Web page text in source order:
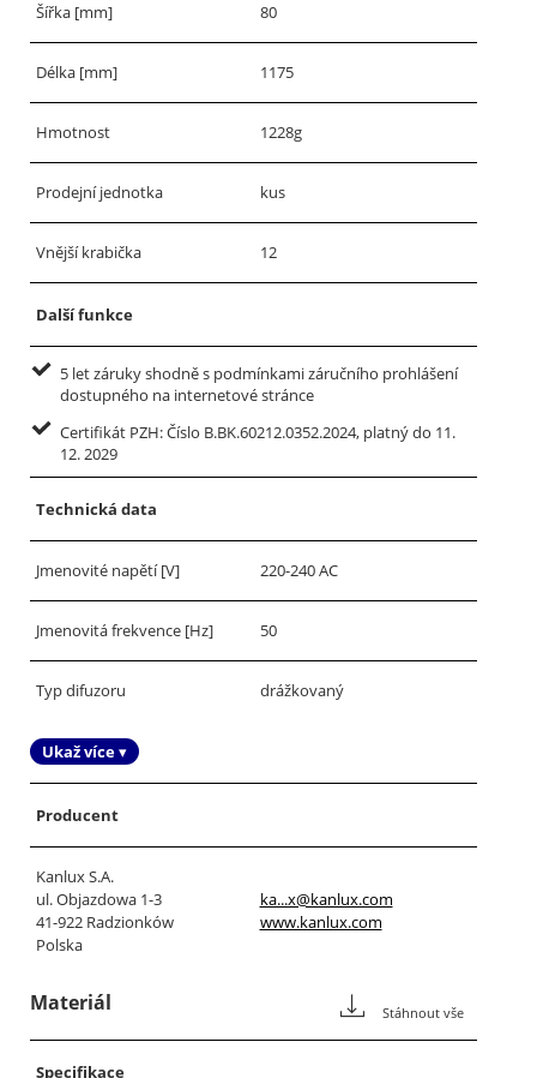
Šířka [mm] 80
Délka [mm] 1175
Hmotnost 1228g
Prodejní jednotka kus
Vnější krabička 12
Další funkce
5 let záruky shodně s podmínkami záručního prohlášení
dostupného na internetové stránce
Certifikát PZH: Číslo B.BK.60212.0352.2024, platný do 11.
12. 2029
Technická data
Jmenovité napětí [V] 220-240 AC
Jmenovitá frekvence [Hz] 50
Typ difuzoru drážkovaný
Ukaž více ▾
Producent
Kanlux S.A.
ul. Objazdowa 1-3
41-922 Radzionków
Polska
ka...x@kanlux.com
www.kanlux.com
Materiál Stáhnout vše
Specifikace